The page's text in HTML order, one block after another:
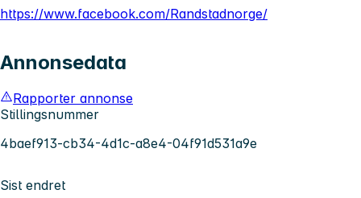
https://www.facebook.com/Randstadnorge/
Annonsedata
Rapporter annonse
Stillingsnummer
4baef913-cb34-4d1c-a8e4-04f91d531a9e
Sist endret